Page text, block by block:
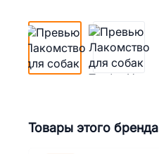
Товары этого бренда